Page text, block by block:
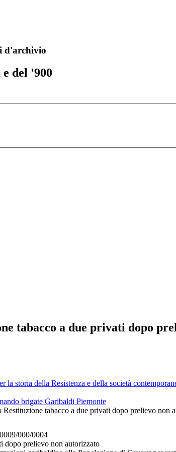
d'archivio
del '900
tabacco a due privati dopo
la storia della Resistenza e della società
brigate Garibaldi Piemonte
Restituzione tabacco a due privati dopo prelievo non
000/0004
dopo prelievo non autorizzato